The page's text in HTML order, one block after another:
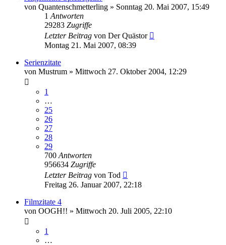
von Quantenschmetterling » Sonntag 20. Mai 2007, 15:49
1 Antworten
29283 Zugriffe
Letzter Beitrag von Der Quästor
Montag 21. Mai 2007, 08:39
Serienzitate
von Mustrum » Mittwoch 27. Oktober 2004, 12:29
1
…
25
26
27
28
29
700 Antworten
956634 Zugriffe
Letzter Beitrag von Tod
Freitag 26. Januar 2007, 22:18
Filmzitate 4
von OOGH!! » Mittwoch 20. Juli 2005, 22:10
1
…